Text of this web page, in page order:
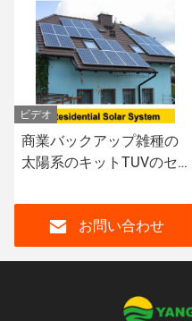
ビデオ
調節可能な雑種の太陽エ
ネルギーのキット250kw
お問い合わせ